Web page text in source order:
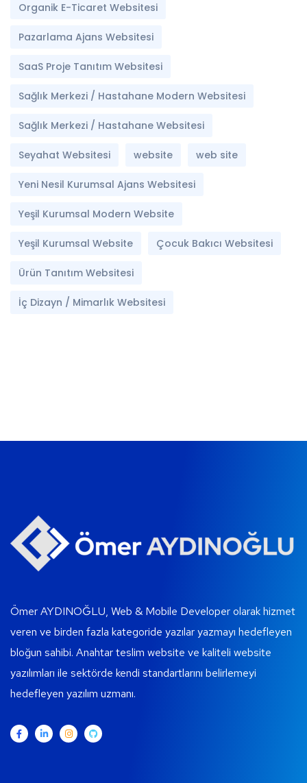
Organik E-Ticaret Websitesi
Pazarlama Ajans Websitesi
SaaS Proje Tanıtım Websitesi
Sağlık Merkezi / Hastahane Modern Websitesi
Sağlık Merkezi / Hastahane Websitesi
Seyahat Websitesi website web site
Yeni Nesil Kurumsal Ajans Websitesi
Yeşil Kurumsal Modern Website
Yeşil Kurumsal Website Çocuk Bakıcı Websitesi
Ürün Tanıtım Websitesi
İç Dizayn / Mimarlık Websitesi
Ömer AYDINOĞLU, Web & Mobile Developer olarak hizmet
veren ve birden fazla kategoride yazılar yazmayı hedefleyen
bloğun sahibi. Anahtar teslim website ve kaliteli website
yazılımları ile sektörde kendi standartlarını belirlemeyi
hedefleyen yazılım uzmanı.